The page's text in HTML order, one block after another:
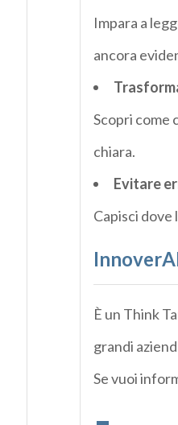
Impara a
ancora
Scopri come
chiara.
Evitare
Capisci
È un Think
grandi
Se vuoi